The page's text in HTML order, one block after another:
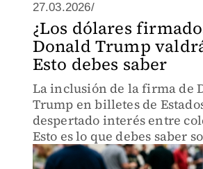
27.03.2026/
¿Los dólares
Donald Trump
Esto debes saber
La inclusión de la firma de
Trump en billetes de
despertado interés entre
Esto es lo que debes saber
y por qué podrían volverse